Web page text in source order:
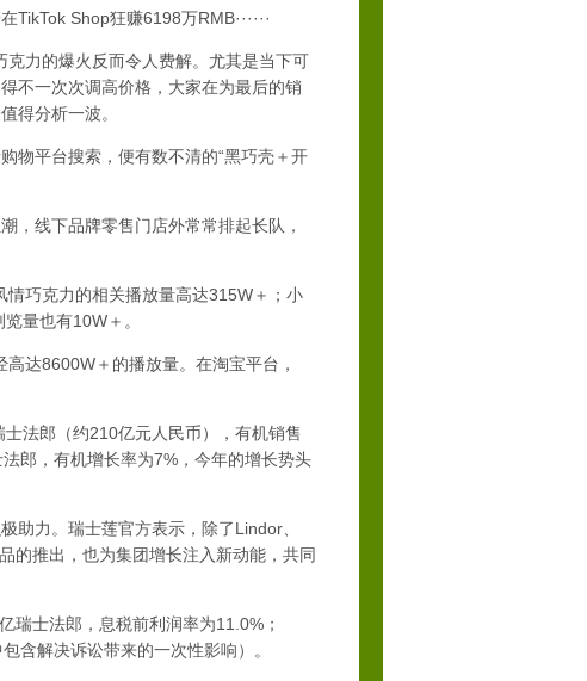
Shop狂赚6198万RMB······
力的爆火反而令人费解。尤其是当下可
不一次次调高价格，大家在为最后的销
得分析一波。
平台搜索，便有数不清的“黑巧壳＋开
线下品牌零售门店外常常排起长队，
巧克力的相关播放量高达315W＋；小
量也有10W＋。
达8600W＋的播放量。在淘宝平台，
法郎（约210亿元人民币），有机销售
郎，有机增长率为7%，今年的增长势头
力。瑞士莲官方表示，除了Lindor、
的推出，也为集团增长注入新动能，共同
士法郎，息税前利润率为11.0%；
含解决诉讼带来的一次性影响）。